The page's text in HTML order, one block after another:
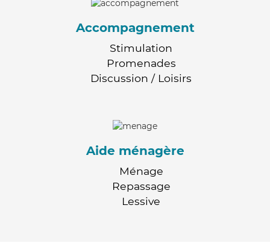
Accompagnement
Stimulation
Promenades
Discussion / Loisirs
Aide ménagère
Ménage
Repassage
Lessive